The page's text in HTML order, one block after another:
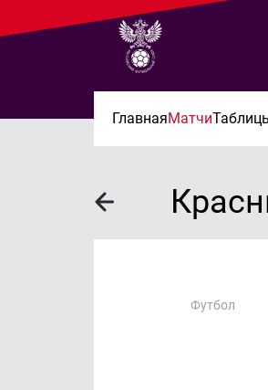
ГлавнаяМатчи
Футбол